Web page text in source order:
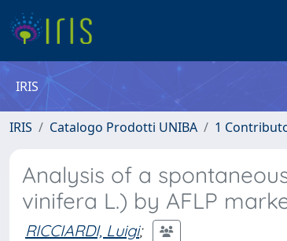
IRIS
IRIS Catalogo Prodotti UNIBA 1
Analysis of a
vinifera L.) by AFLP
RICCIARDI, Luigi;